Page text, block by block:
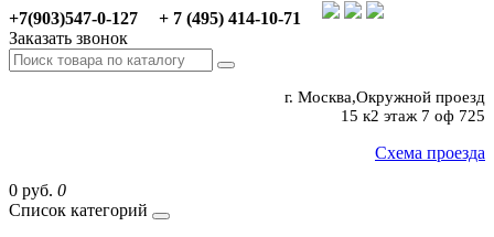
+7(903)547-0-127
+ 7 (495) 414-10-71
Заказать звонок
г. Москва,Окружной проезд
15 к2 этаж 7 оф 725
Схема проезда
0 руб. 0
Список категорий